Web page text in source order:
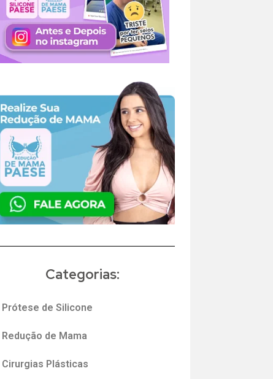
Categorias:
Prótese de Silicone
Redução de Mama
Cirurgias Plásticas